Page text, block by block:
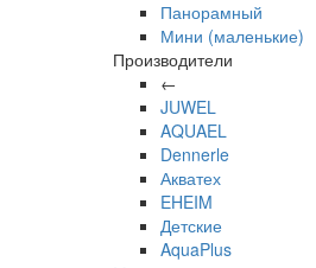
Панорамный
Мини (маленькие)
Производители
←
JUWEL
AQUAEL
Dennerle
Акватех
EHEIM
Детские
AquaPlus